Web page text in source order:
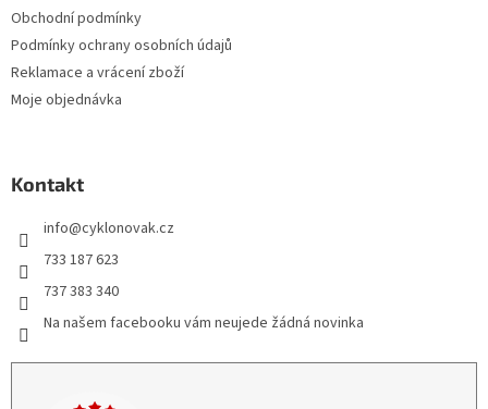
Obchodní podmínky
Podmínky ochrany osobních údajů
Reklamace a vrácení zboží
Moje objednávka
Kontakt
info@cyklonovak.cz
733 187 623
737 383 340
Na našem facebooku vám neujede žádná novinka